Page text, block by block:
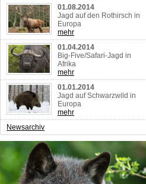
01.08.2014
Jagd auf den Rothirsch in
Europa
mehr
01.04.2014
Big-Five/Safari-Jagd in
Afrika
mehr
01.01.2014
Jagd auf Schwarzwild in
Europa
mehr
Newsarchiv